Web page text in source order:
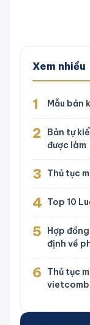
Xem nhiều
1 Mẫu bản
2
Bản tự
được làm
3 Thủ tục
4 Top 10
5
Hợp
định về
6
Thủ tục